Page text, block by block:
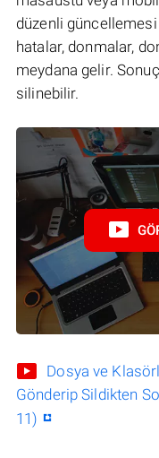
düzenli
hatalar, donmalar,
meydana gelir.
silinebilir.
Dosya ve
Gönderip Sildikten
11)